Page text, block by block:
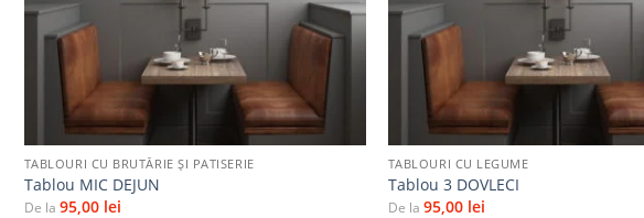
TABLOURI CU BRUTĂRIE ŞI PATISERIE
Tablou MIC DEJUN
De la 95,00 lei
TABLOURI CU LEGUME
Tablou 3 DOVLECI
De la 95,00 lei